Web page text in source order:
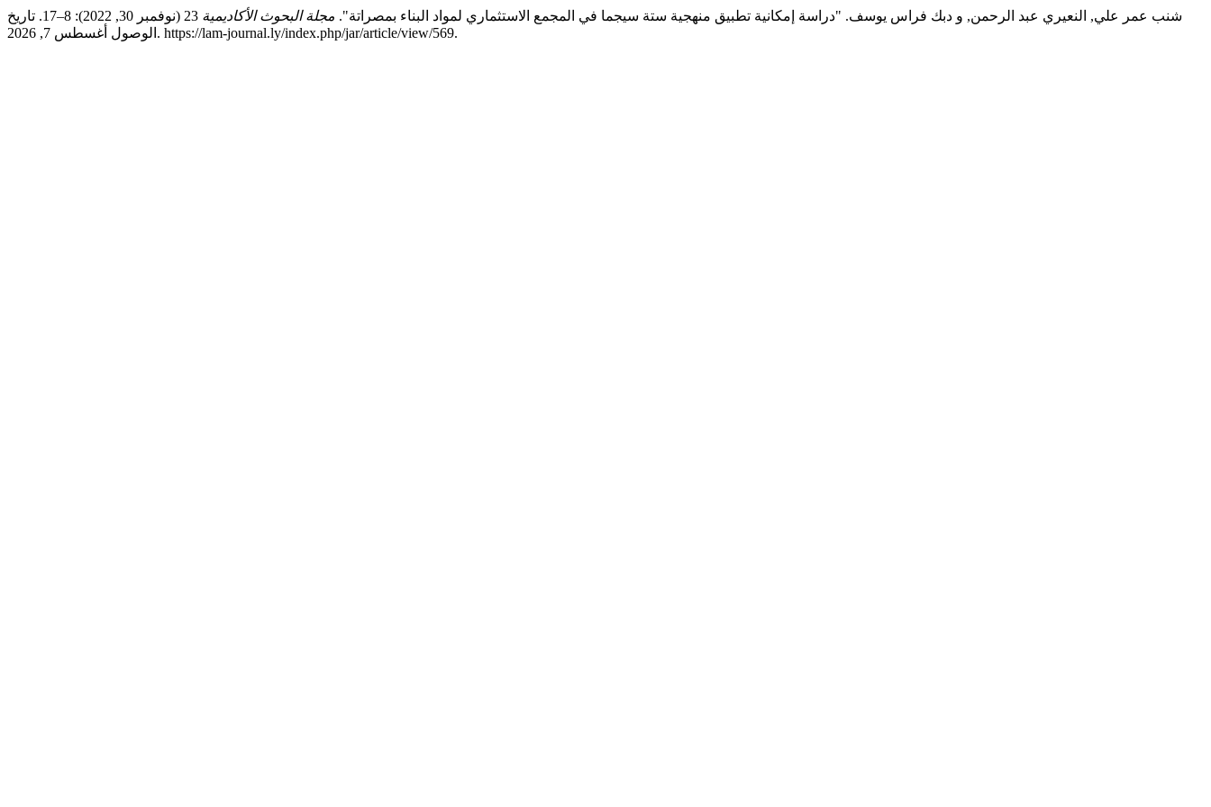
شنب عمر علي, النعيري عبد الرحمن, و دبك فراس يوسف. "دراسة إمكانية تطبيق منهجية ستة سيجما في المجمع الاستثماري لمواد البناء بمصراتة". مجلة البحوث الأكاديمية
23 (نوفمبر 30, 2022): 8–17. تاريخ
الوصول أغسطس 7, 2026. https://lam-journal.ly/index.php/jar/article/view/569.